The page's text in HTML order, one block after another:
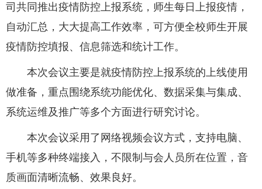
司共同推出疫情防控上报系统，师生每日上报疫情，
自动汇总，大大提高工作效率，可方便全校师生开展
疫情防控填报、信息筛选和统计工作。
本次会议主要是就疫情防控上报系统的上线使用
做准备，重点围绕系统功能优化、数据采集与集成、
系统运维及推广等多个方面进行研究讨论。
本次会议采用了网络视频会议方式，支持电脑、
手机等多种终端接入，不限制与会人员所在位置，音
质画面清晰流畅、效果良好。